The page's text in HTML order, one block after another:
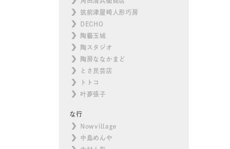
筑前津屋崎人形巧房
DECHO
陶藝玉城
陶スタジオ
陶房ななかまど
とさ民芸店
トトコ
叶夢張子
な行
Nowvillage
中島めんや